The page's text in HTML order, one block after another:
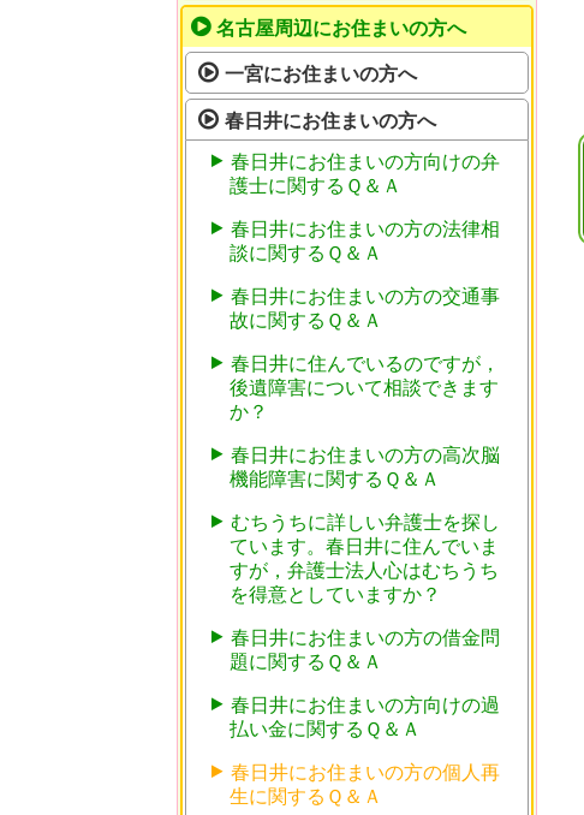
名古屋周辺にお住まいの方へ
一宮にお住まいの方へ
春日井にお住まいの方へ
春日井にお住まいの方向けの弁
護士に関するＱ＆Ａ
春日井にお住まいの方の法律相
談に関するＱ＆Ａ
春日井にお住まいの方の交通事
故に関するＱ＆Ａ
春日井に住んでいるのですが，
後遺障害について相談できます
か？
春日井にお住まいの方の高次脳
機能障害に関するＱ＆Ａ
むちうちに詳しい弁護士を探し
ています。春日井に住んでいま
すが，弁護士法人心はむちうち
を得意としていますか？
春日井にお住まいの方の借金問
題に関するＱ＆Ａ
春日井にお住まいの方向けの過
払い金に関するＱ＆Ａ
春日井にお住まいの方の個人再
生に関するＱ＆Ａ